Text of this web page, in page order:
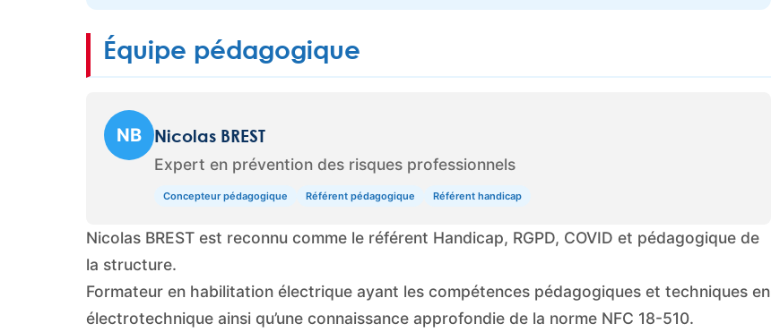
Équipe pédagogique
NB Nicolas BREST
Expert en prévention des risques professionnels
Concepteur pédagogique Référent pédagogique Référent handicap
Nicolas BREST est reconnu comme le référent Handicap, RGPD, COVID et pédagogique de
la structure.
Formateur en habilitation électrique ayant les compétences pédagogiques et techniques en
électrotechnique ainsi qu’une connaissance approfondie de la norme NFC 18-510.